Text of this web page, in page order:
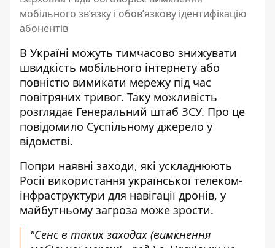
мобільного зв’язку і обов’язкову ідентифікацію
абонентів
В Україні можуть тимчасово знижувати
швидкість мобільного інтернету або
повністю вимикати мережу під час
повітряних тривог. Таку можливість
розглядає Генеральний штаб ЗСУ. Про це
повідомило Суспільному джерело у
відомстві.
Попри наявні заходи, які ускладнюють
Росії використання української телеком-
інфраструктури для навігації дронів, у
майбутньому загроза може зрости.
"Сенс в таких заходах (вимкнення